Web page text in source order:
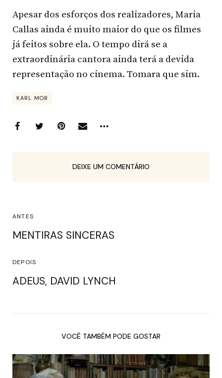
Apesar dos esforços dos realizadores, Maria
Callas ainda é muito maior do que os filmes
já feitos sobre ela. O tempo dirá se a
extraordinária cantora ainda terá a devida
representação no cinema. Tomara que sim.
KARL MOR
DEIXE UM COMENTÁRIO
ANTES
MENTIRAS SINCERAS
DEPOIS
ADEUS, DAVID LYNCH
VOCÊ TAMBÉM PODE GOSTAR